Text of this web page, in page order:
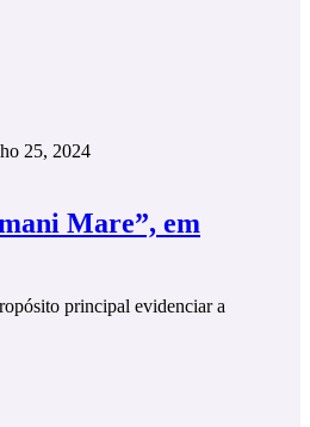
25, 2024
Mare”, em
principal evidenciar a